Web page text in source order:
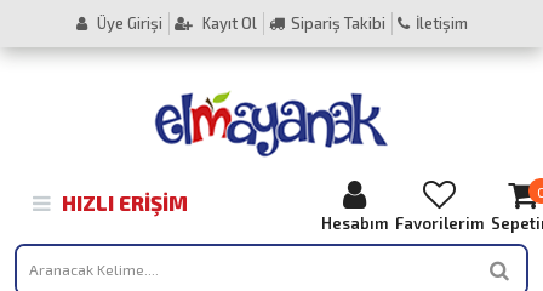
Üye Girişi Kayıt Ol Sipariş Takibi İletişim
HIZLI ERIŞIM
Hesabım Favorilerim